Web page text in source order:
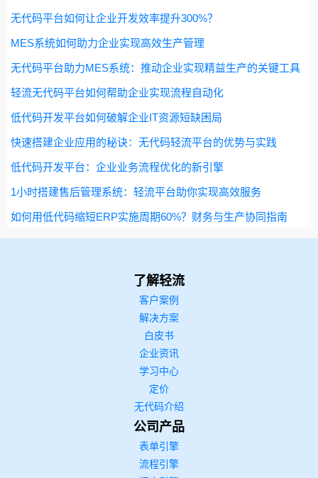
无代码平台如何让企业开发效率提升300%？
MES系统如何助力企业实现高效生产管理
无代码平台助力MES系统：推动企业实现精益生产的关键工具
轻流无代码平台如何帮助企业实现流程自动化
低代码开发平台如何破解企业IT资源短缺困局
快速搭建企业应用的秘诀：无代码轻流平台的优势与实践
低代码开发平台：企业业务流程优化的新引擎
1小时搭建售后管理系统：轻流平台助你实现高效服务
如何用低代码缩短ERP实施周期60%？财务与生产协同指南
了解轻流
客户案例
解决方案
白皮书
企业资讯
学习中心
定价
无代码介绍
公司产品
表单引擎
流程引擎